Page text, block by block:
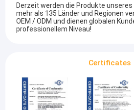
Derzeit werden die Produkte
mehr als 135 Länder und Regionen
OEM / ODM und dienen globalen
professionellem Niveau!
Certificates